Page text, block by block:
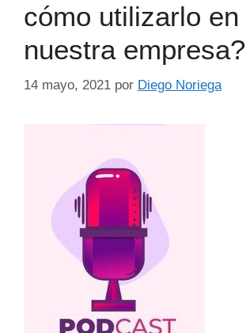
cómo utilizarlo en
nuestra empresa?
14 mayo, 2021 por Diego Noriega